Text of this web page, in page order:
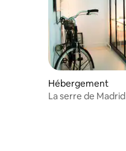
Hébergement
La serre de Madrid